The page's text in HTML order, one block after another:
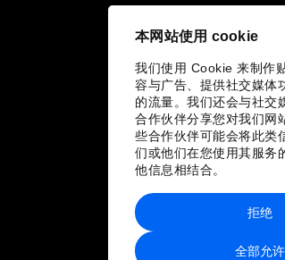
本网站使用 cookie
我们使用 Cookie 来制作
容与广告、提供社交媒体
的流量。我们还会与社交
合作伙伴分享您对我们网
些合作伙伴可能会将此类
们或他们在您使用其服务
他信息相结合。
全部允许
拒绝